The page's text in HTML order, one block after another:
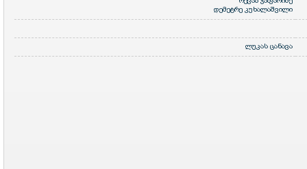
დემეტრე კუხალაშვილი
ლუკას ცანავა